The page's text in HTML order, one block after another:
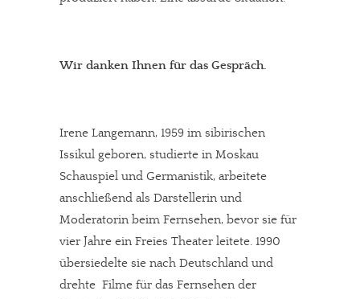
meinesuedstadt.de finanziert sich durch Partnerprofile und
Solltest Du unsere unabhängige Berichterstattung schätzen,
kannst Du uns mit einer kleinen Spende unterstützen.
Paypal - danke@meinesuedstadt.de
JETZT SPENDEN Schon erledigt!
Wir danken Ihnen für das Gespräch.
Irene Langemann, 1959 im sibirischen
Issikul geboren, studierte in Moskau
Schauspiel und Germanistik, arbeitete
anschließend als Darstellerin und
Moderatorin beim Fernsehen, bevor sie für
vier Jahre ein Freies Theater leitete. 1990
übersiedelte sie nach Deutschland und
drehte Filme für das Fernsehen der